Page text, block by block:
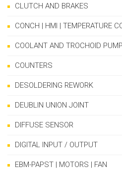
CLUTCH AND BRAKES
CONCH | HMI | TEMPERATURE
COOLANT AND TROCHOID
COUNTERS
DESOLDERING REWORK
DEUBLIN UNION JOINT
DIFFUSE SENSOR
DIGITAL INPUT / OUTPUT
EBM-PAPST | MOTORS | FAN